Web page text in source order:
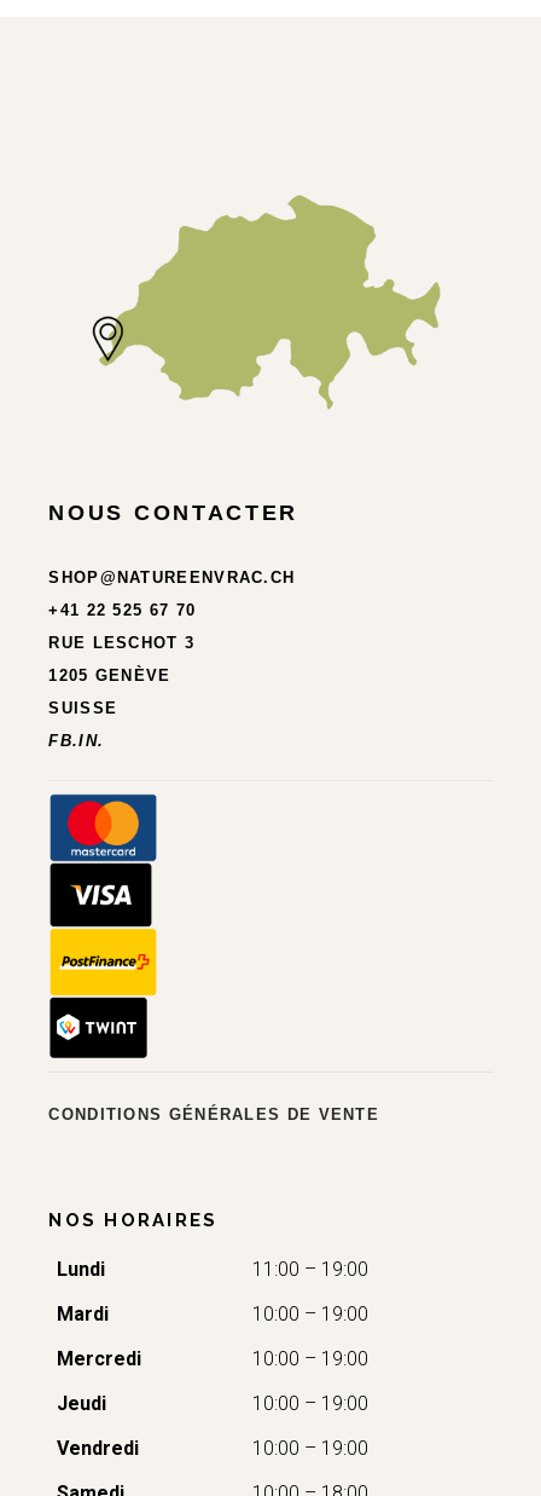
NOUS CONTACTER
SHOP@NATUREENVRAC.CH
+41 22 525 67 70
RUE LESCHOT 3
1205 GENÈVE
SUISSE
FB.IN.
CONDITIONS GÉNÉRALES DE VENTE
NOS HORAIRES
Lundi
11:00 – 19:00
Mardi
10:00 – 19:00
Mercredi
10:00 – 19:00
Jeudi
10:00 – 19:00
Vendredi
10:00 – 19:00